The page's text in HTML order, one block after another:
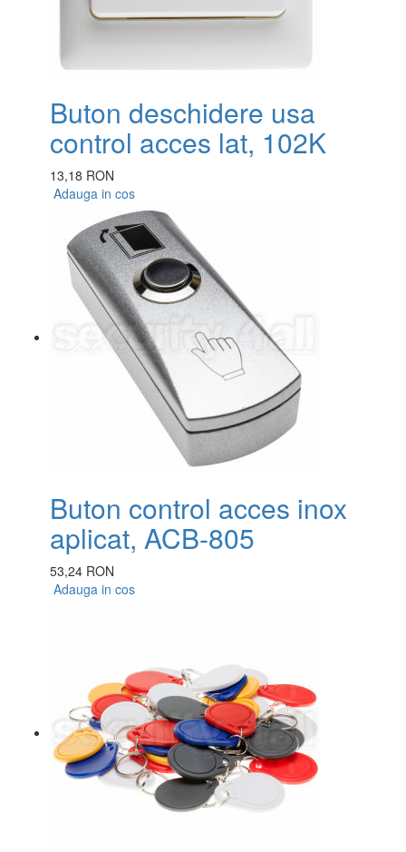
Buton deschidere usa
control acces lat, 102K
13,18 RON
Adauga in cos
Buton control acces inox
aplicat, ACB-805
53,24 RON
Adauga in cos